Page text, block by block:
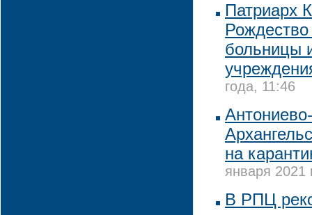
Патриарх
больницы
года, 11:46
на
января 2021
В РПЦ